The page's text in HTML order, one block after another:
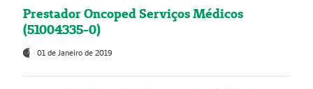
Prestador Oncoped Serviços Médicos
(51004335-0)
01 de Janeiro de 2019